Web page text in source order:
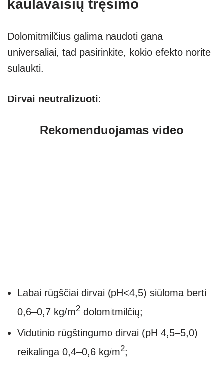
kaulavaisių tręšimo
Dolomitmilčius galima naudoti gana
universaliai, tad pasirinkite, kokio efekto norite
sulaukti.
Dirvai neutralizuoti:
Rekomenduojamas video
Labai rūgščiai dirvai (pH<4,5) siūloma berti
0,6–0,7 kg/m2 dolomitmilčių;
Vidutinio rūgštingumo dirvai (pH 4,5–5,0)
reikalinga 0,4–0,6 kg/m2;